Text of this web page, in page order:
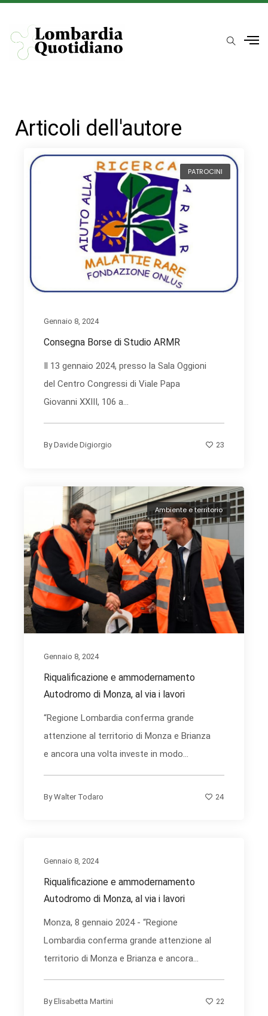
Articoli dell'autore
PATROCINI
Gennaio 8, 2024
Consegna Borse di Studio ARMR
Il 13 gennaio 2024, presso la Sala Oggioni
del Centro Congressi di Viale Papa
Giovanni XXIII, 106 a...
ByDavide Digiorgio 23
Ambiente e territorio
Gennaio 8, 2024
Riqualificazione e ammodernamento
Autodromo di Monza, al via i lavori
“Regione Lombardia conferma grande
attenzione al territorio di Monza e Brianza
e ancora una volta investe in modo...
ByWalter Todaro 24
Gennaio 8, 2024
Riqualificazione e ammodernamento
Autodromo di Monza, al via i lavori
Monza, 8 gennaio 2024 - “Regione
Lombardia conferma grande attenzione al
territorio di Monza e Brianza e ancora...
ByElisabetta Martini 22